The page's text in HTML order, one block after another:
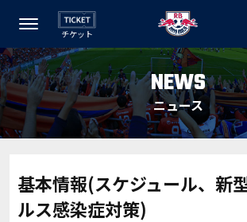
チケット
NEWS
ニュース
基本情報(スケジュール、新
ルス感染症対策)